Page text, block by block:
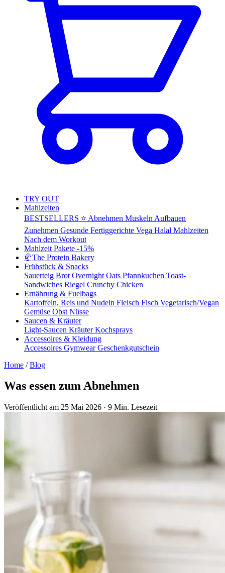
TRY OUT
Mahlzeiten
BESTSELLERS ⭐ Abnehmen Muskeln Aufbauen
Zunehmen Gesunde Fertiggerichte Vega Halal Mahlzeiten
Nach dem Workout
Mahlzeit Pakete -15%
🥐The Protein Bakery
Frühstück & Snacks
Sauerteig Brot Overnight Oats Pfannkuchen Toast-
Sandwiches Riegel Crunchy Chicken
Ernährung & Fuelbags
Kartoffeln, Reis und Nudeln Fleisch Fisch Vegetarisch/Vegan
Gemüse Obst Nüsse
Saucen & Kräuter
Light-Saucen KräuterKochsprays
Accessoires & Kleidung
Accessoires GymwearGeschenkgutschein
Home / Blog
Was essen zum Abnehmen
Veröffentlicht am 25 Mai 2026 · 9 Min. Lesezeit